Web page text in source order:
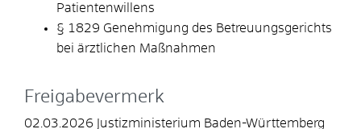
Patientenwillens
§ 1829 Genehmigung des Betreuungsgerichts
bei ärztlichen Maßnahmen
Freigabevermerk
02.03.2026 Justizministerium Baden-Württemberg